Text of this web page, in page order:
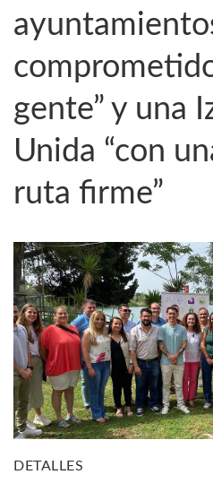
gente” y una
Unida “con
ruta firme”
DETALLES